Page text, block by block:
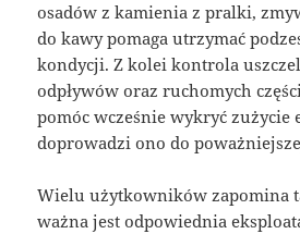
osadów z kamienia z pralki,
do kawy pomaga utrzymać
kondycji. Z kolei kontrola
odpływów oraz ruchomych
pomóc wcześnie wykryć zużycie
doprowadzi ono do
Wielu użytkowników zapomina
ważna jest odpowiednia